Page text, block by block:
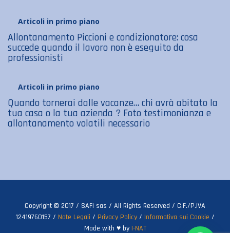
Articoli in primo piano
Allontanamento Piccioni e condizionatore: cosa
succede quando il lavoro non è eseguito da
professionisti
Articoli in primo piano
Quando tornerai dalle vacanze… chi avrà abitato la
tua casa o la tua azienda ? Foto testimonianza e
allontanamento volatili necessario
Copyright © 2017 / SAFI sas / All Rights Reserved / C.F./P.IVA
12419760157 / Note Legali / Privacy Policy/ Informativa sui Cookie /
Made with ♥ by I-NAT